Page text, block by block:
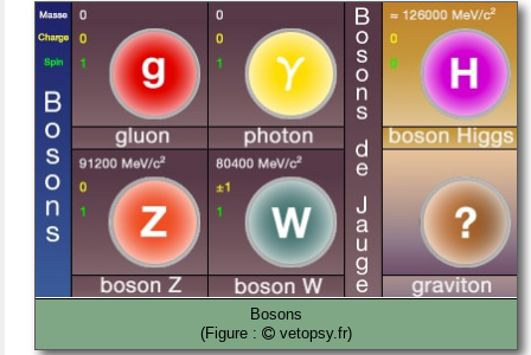
Bosons
(Figure :
vetopsy.fr)